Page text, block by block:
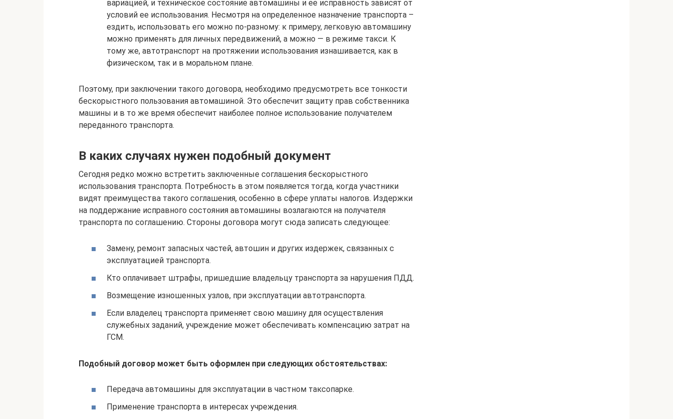
вариацией, и техническое состояние автомашины и ее исправность зависят от
условий ее использования. Несмотря на определенное назначение транспорта –
ездить, использовать его можно по-разному: к примеру, легковую автомашину
можно применять для личных передвижений, а можно — в режиме такси. К
тому же, автотранспорт на протяжении использования изнашивается, как в
физическом, так и в моральном плане.
Поэтому, при заключении такого договора, необходимо предусмотреть все тонкости
бескорыстного пользования автомашиной. Это обеспечит защиту прав собственника
машины и в то же время обеспечит наиболее полное использование получателем
переданного транспорта.
В каких случаях нужен подобный документ
Сегодня редко можно встретить заключенные соглашения бескорыстного
использования транспорта. Потребность в этом появляется тогда, когда участники
видят преимущества такого соглашения, особенно в сфере уплаты налогов. Издержки
на поддержание исправного состояния автомашины возлагаются на получателя
транспорта по соглашению. Стороны договора могут сюда записать следующее:
Замену, ремонт запасных частей, автошин и других издержек, связанных с
эксплуатацией транспорта.
Кто оплачивает штрафы, пришедшие владельцу транспорта за нарушения ПДД.
Возмещение изношенных узлов, при эксплуатации автотранспорта.
Если владелец транспорта применяет свою машину для осуществления
служебных заданий, учреждение может обеспечивать компенсацию затрат на
ГСМ.
Подобный договор может быть оформлен при следующих обстоятельствах:
Передача автомашины для эксплуатации в частном таксопарке.
Применение транспорта в интересах учреждения.